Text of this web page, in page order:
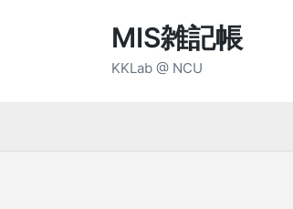
MIS雑記帳
KKLab @ NCU